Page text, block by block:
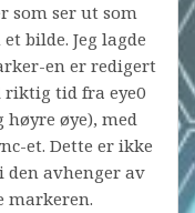
som ser ut som
bilde. Jeg lagde
en er redigert
tid fra eye0
høyre øye), med
et. Dette er ikke
den avhenger av
markeren.